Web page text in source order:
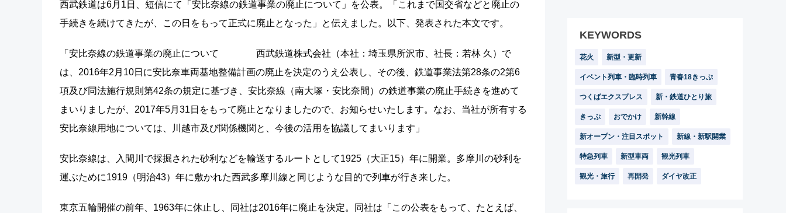
西武鉄道は6月1日、短信にて「安比奈線の鉄道事業の廃止について」を公表。「これまで国交省などと廃止の
手続きを続けてきたが、この日をもって正式に廃止となった」と伝えました。以下、発表された本文です。
「安比奈線の鉄道事業の廃止について 西武鉄道株式会社（本社：埼玉県所沢市、社長：若林 久）で
は、2016年2月10日に安比奈車両基地整備計画の廃止を決定のうえ公表し、その後、鉄道事業法第28条の2第6
項及び同法施行規則第42条の規定に基づき、安比奈線（南大塚・安比奈間）の鉄道事業の廃止手続きを進めて
まいりましたが、2017年5月31日をもって廃止となりましたので、お知らせいたします。なお、当社が所有する
安比奈線用地については、川越市及び関係機関と、今後の活用を協議してまいります」
安比奈線は、入間川で採掘された砂利などを輸送するルートとして1925（大正15）年に開業。多摩川の砂利を
運ぶために1919（明治43）年に敷かれた西武多摩川線と同じような目的で列車が行き来した。
東京五輪開催の前年、1963年に休止し、同社は2016年に廃止を決定。同社は「この公表をもって、たとえば、
KEYWORDS
花火 新型・更新
イベント列車・臨時列車 青春18きっぷ
つくばエクスプレス 新・鉄道ひとり旅
きっぷ おでかけ 新幹線
新オープン・注目スポット 新線・新駅開業
特急列車 新型車両 観光列車
観光・旅行 再開発 ダイヤ改正